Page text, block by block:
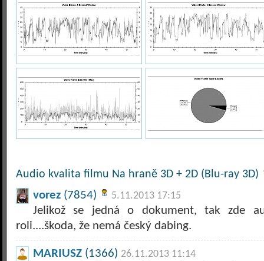
Audio kvalita filmu Na hraně 3D + 2D (Blu-ray 3D)
vorez (7854) 5.11.2013 17:15
Jelikož se jedná o dokument, tak zde
roli....škoda, že nemá český dabing.
MARIUSZ (1366) 26.11.2013 11:14